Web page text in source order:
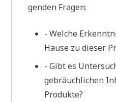
gen­den Fragen:
- Wel­che
Hau­se zu die­ser
- Gibt es
gebräuch­li­chen
Produkte?